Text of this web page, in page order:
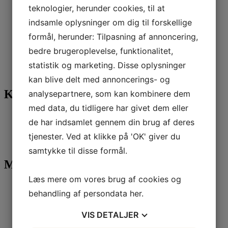
april 2018
marts 2018
februar 2018
december 2017
september 2017
marts 2016
Kategorier
Faglig viden
Publikationer
Uncategorized
Meta
Indlægsfeed
teknologier, herunder cookies, til at
indsamle oplysninger om dig til forskellige
formål, herunder: Tilpasning af annoncering,
bedre brugeroplevelse, funktionalitet,
statistik og marketing. Disse oplysninger
kan blive delt med annoncerings- og
analysepartnere, som kan kombinere dem
med data, du tidligere har givet dem eller
de har indsamlet gennem din brug af deres
tjenester. Ved at klikke på 'OK' giver du
samtykke til disse formål.
Læs mere om vores brug af cookies og
behandling af persondata her.
VIS DETALJER